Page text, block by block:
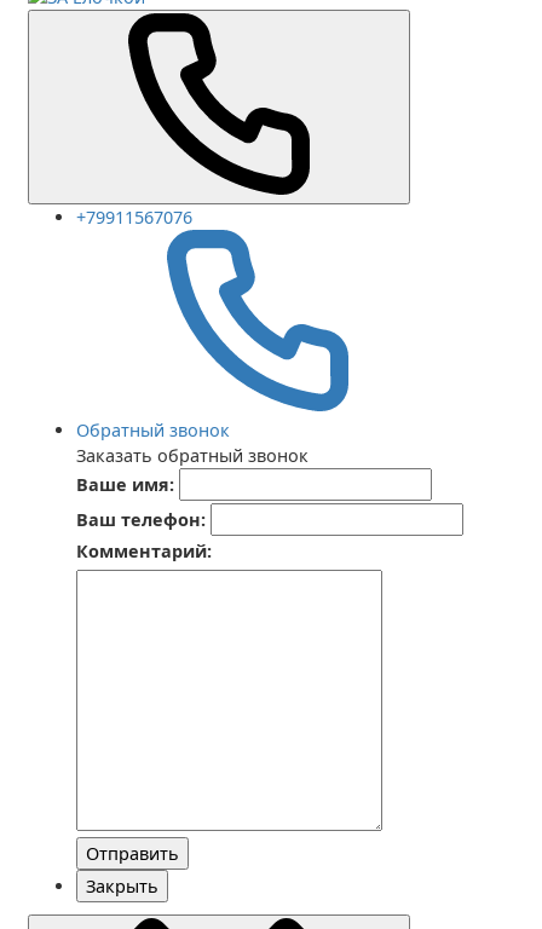
+79911567076
Обратный звонок
Заказать обратный звонок
Ваше имя:
Ваш телефон:
Комментарий:
Отправить
Закрыть